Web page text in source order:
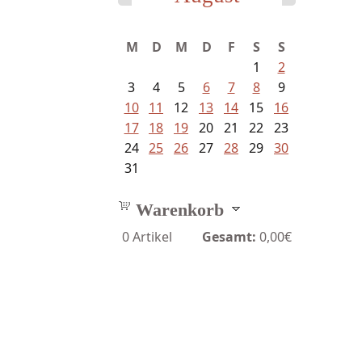
M D M D F S
S
1
2
3
4 5 6 7 8
9
10
11 12 13 14 15
16
17
18 19 20 21 22 23
24 25 26 27 28 29 30
31
Warenkorb
0Artikel Gesamt: 0,00€